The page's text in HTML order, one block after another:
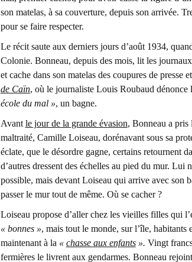
son matelas, à sa couverture, depuis son arrivée.
pour se faire respecter.
Le récit saute aux derniers jours d’août 1934,
Colonie. Bonneau, depuis des mois, lit les
et cache dans son matelas des coupures de presse
de Caïn, où le journaliste Louis Roubaud dénonce
école du mal », un bagne.
Avant le jour de la grande évasion, Bonneau a pris
maltraité, Camille Loiseau, dorénavant sous sa
éclate, que le désordre gagne, certains retournent
d’autres dressent des échelles au pied du mur. Lui
possible, mais devant Loiseau qui arrive avec son
passer le mur tout de même. Où se cacher ?
Loiseau propose d’aller chez les vieilles filles qui
« bonnes », mais tout le monde, sur l’île, habitants
maintenant à la « chasse aux enfants». Vingt
fermières le livrent aux gendarmes. Bonneau